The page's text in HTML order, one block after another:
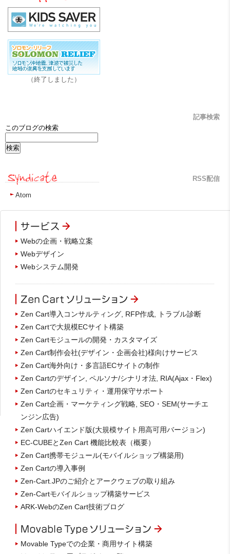
（終了しました）
記事検索
このブログの検索
RSS配信
Atom
Webの企画・戦略立案
Webデザイン
Webシステム開発
Zen Cart導入コンサルティング, RFP作成, トラブル診断
Zen Cartで大規模ECサイト構築
Zen Cartモジュールの開発・カスタマイズ
Zen Cart制作会社(デザイン・企画会社)様向けサービス
Zen Cart海外向け・多言語ECサイトの制作
Zen Cartのデザイン, ペルソナ/シナリオ法, RIA(Ajax・Flex)
Zen Cartのセキュリティ・運用保守サポート
Zen Cart企画・マーケティング戦略, SEO・SEM(サーチエ
ンジン広告)
Zen Cartハイエンド版(大規模サイト用高可用バージョン)
EC-CUBEとZen Cart 機能比較表（概要）
Zen Cart携帯モジュール(モバイルショップ構築用)
Zen Cartの導入事例
Zen-Cart.JPのご紹介とアークウェブの取り組み
Zen-Cartモバイルショップ構築サービス
ARK-WebのZen Cart技術ブログ
Movable Typeでの企業・商用サイト構築